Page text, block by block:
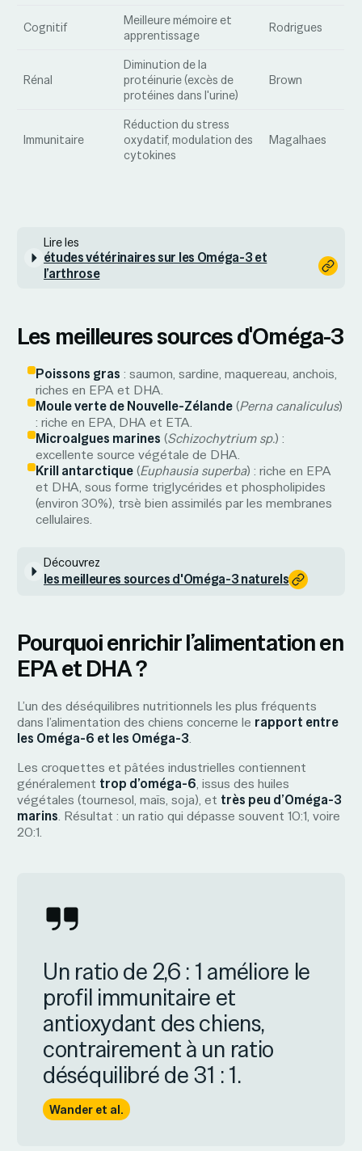
Cognitif
Meilleure mémoire et
apprentissage
Rodrigues
Rénal
Diminution de la
protéinurie (excès de
protéines dans l'urine)
Brown
Immunitaire
Réduction du stress
oxydatif, modulation des
cytokines
Magalhaes
Lire les
études vétérinaires sur les Oméga-3 et
l’arthrose
Les meilleures sources d'Oméga-3
Poissons gras : saumon, sardine, maquereau, anchois,
riches en EPA et DHA.
Moule verte de Nouvelle-Zélande(Perna canaliculus)
: riche en EPA, DHA et ETA.
Microalgues marines (Schizochytrium sp.) :
excellente source végétale de DHA.
Krill antarctique(Euphausia superba) : riche en EPA
et DHA, sous forme triglycérides et phospholipides
(environ 30%), trsè bien assimilés par les membranes
cellulaires.
Découvrez
les meilleures sources d'Oméga-3 naturels
Pourquoi enrichir l’alimentation en
EPA et DHA ?
L’un des déséquilibres nutritionnels les plus fréquents
dans l’alimentation des chiens concerne le rapport entre
les Oméga-6 et les Oméga-3.
Les croquettes et pâtées industrielles contiennent
généralement trop d’oméga-6, issus des huiles
végétales (tournesol, maïs, soja), et très peu d’Oméga-3
marins. Résultat : un ratio qui dépasse souvent 10:1, voire
20:1.
Un ratio de 2,6 : 1 améliore le
profil immunitaire et
antioxydant des chiens,
contrairement à un ratio
déséquilibré de 31 : 1.
Wander et al.